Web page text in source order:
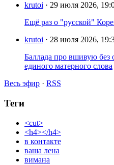
krutoi · 29 июля 2026,
Ещё раз о "русской"
krutoi · 28 июля 2026,
Баллада про вшивую без
единого матерного слова
Весь эфир · RSS
Теги
<cut>
<h4></h4>
в контакте
ваша лена
вимана